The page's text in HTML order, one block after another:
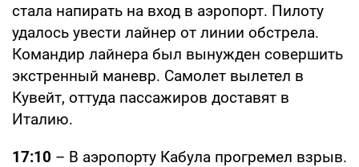
стала напирать на вход в аэропорт. Пилоту
удалось увести лайнер от линии обстрела.
Командир лайнера был вынужден совершить
экстренный маневр. Самолет вылетел в
Кувейт, оттуда пассажиров доставят в
Италию.
17:10 – В аэропорту Кабула прогремел взрыв.